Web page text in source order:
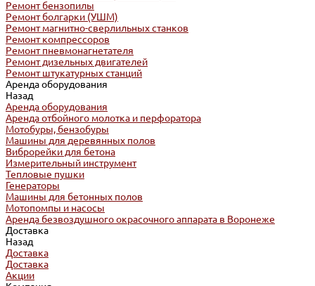
Ремонт бензопилы
Ремонт болгарки (УШМ)
Ремонт магнитно-сверлильных станков
Ремонт компрессоров
Ремонт пневмонагнетателя
Ремонт дизельных двигателей
Ремонт штукатурных станций
Аренда оборудования
Назад
Аренда оборудования
Аренда отбойного молотка и перфоратора
Мотобуры, бензобуры
Машины для деревянных полов
Виброрейки для бетона
Измерительный инструмент
Тепловые пушки
Генераторы
Машины для бетонных полов
Мотопомпы и насосы
Аренда безвоздушного окрасочного аппарата в Воронеже
Доставка
Назад
Доставка
Доставка
Акции